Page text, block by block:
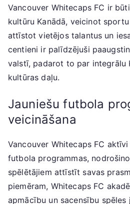
Vancouver Whitecaps FC ir
kultūru Kanādā, veicinot
attīstot vietējos talantus un
centieni ir palīdzējuši
valstī, padarot to par integrālu
kultūras daļu.
Jauniešu futbola
veicināšana
Vancouver Whitecaps FC
futbola programmas,
spēlētājiem attīstīt savas
piemēram, Whitecaps FC
apmācību un sacensību spēles